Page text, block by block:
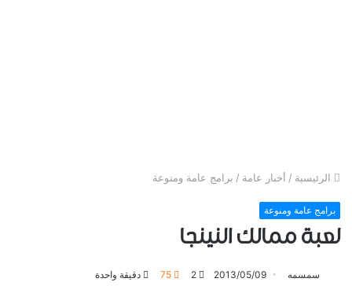
الرئيسية / أخبار عامة / برامج عامة ومنوعة
برامج عامة ومنوعة
لعبة ممالك النينجا
سمسمه 2013/05/09
2
75 دقيقة واحدة